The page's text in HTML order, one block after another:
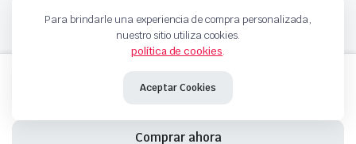
Añadir al carrito
Comprar ahora
Copyright 2024 © Motorche Autoparts. Todos los derechos reservados
Para brindarle una experiencia de compra personalizada,
nuestro sitio utiliza cookies.
política de cookies.
Aceptar Cookies